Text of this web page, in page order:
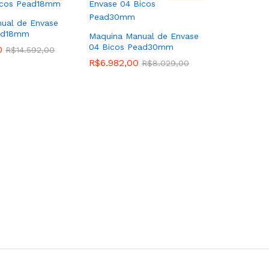
de Envase
R$14.592,00
Maquina Manual de Envase
04 Bicos Pead30mm
R$6.982,00 R$8.029,00